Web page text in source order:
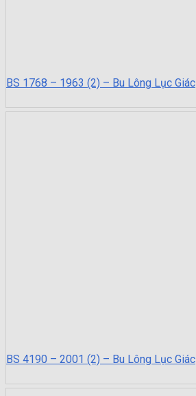
BS 1768 – 1963 (2) – Bu Lông Lục Giác
BS 4190 – 2001 (2) – Bu Lông Lục Giác